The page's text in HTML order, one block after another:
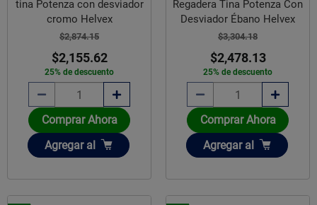
tina Potenza con desviador
cromo Helvex
$2,874.15
$2,155.62
25% de descuento
Comprar Ahora
Añadir
Agregar al
Regadera Tina Potenza Con
Desviador Ébano Helvex
$3,304.18
$2,478.13
25% de descuento
Comprar Ahora
Añadir
Agregar al